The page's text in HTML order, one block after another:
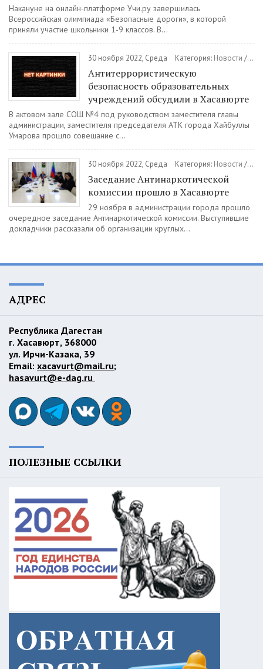
Накануне на онлайн-платформе Учи.ру завершилась
Всероссийская олимпиада «Безопасные дороги», в которой
приняли участие школьники 1-9 классов. В...
30 ноября 2022, Среда Категория: Новости /
Антитеррористическую
безопасность образовательных
учреждений обсудили в Хасавюрте
В актовом зале СОШ №4 под руководством заместителя главы
администрации, заместителя председателя АТК города Хайбуллы
Умарова прошло совещание с...
30 ноября 2022, Среда Категория: Новости /
Заседание Антинаркотической
комиссии прошло в Хасавюрте
29 ноября в администрации города прошло
очередное заседание Антинаркотической комиссии. Выступившие
докладчики рассказали об организации круглых...
АДРЕС
Республика Дагестан
г. Хасавюрт, 368000
ул. Ирчи-Казака, 39
Email: xacavurt@mail.ru;
hasavurt@e-dag.ru
ПОЛЕЗНЫЕ ССЫЛКИ